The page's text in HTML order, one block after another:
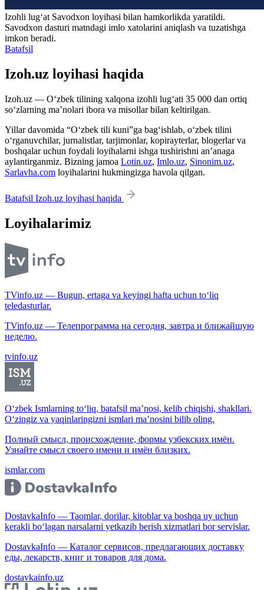
Izohli lugʻat Savodxon loyihasi bilan hamkorlikda yaratildi.
Savodxon dasturi matndagi imlo xatolarini aniqlash va tuzatishga
imkon beradi.
Batafsil
Izoh.uz loyihasi haqida
Izoh.uz — O‘zbek tilining xalqona izohli lug‘ati 35 000 dan ortiq
so‘zlarning ma’nolari ibora va misollar bilan keltirilgan.
Yillar davomida “O‘zbek tili kuni”ga bag‘ishlab, o‘zbek tilini
o‘rganuvchilar, jurnalistlar, tarjimonlar, kopirayterlar, blogerlar va
boshqalar uchun foydali loyihalarni ishga tushirishni an’anaga
aylantirganmiz. Bizning jamoa Lotin.uz, Imlo.uz, Sinonim.uz,
Sarlavha.com loyihalarini hukmingizga havola qilgan.
Batafsil Izoh.uz loyihasi haqida
Loyihalarimiz
TVinfo.uz — Bugun, ertaga va keyingi hafta uchun to‘liq
teledasturlar.
TVinfo.uz — Телепрограмма на сегодня, завтра и ближайшую
неделю.
tvinfo.uz
O‘zbek Ismlarning to‘liq, batafsil ma’nosi, kelib chiqishi, shakllari.
O‘zingiz va yaqinlaringizni ismlari ma’nosini bilib oling.
Полный смысл, происхождение, формы узбекских имён.
Узнайте смысл своего имени и имён близких.
ismlar.com
DostavkaInfo — Taomlar, dorilar, kitoblar va boshqa uy uchun
kerakli bo‘lagan narsalarni yetkazib berish xizmatlari bor servislar.
DostavkaInfo — Каталог сервисов, предлагающих доставку
еды, лекарств, книг и товаров для дома.
dostavkainfo.uz